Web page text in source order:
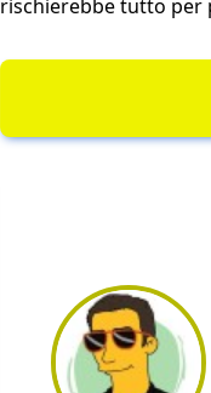
rischierebbe tutto